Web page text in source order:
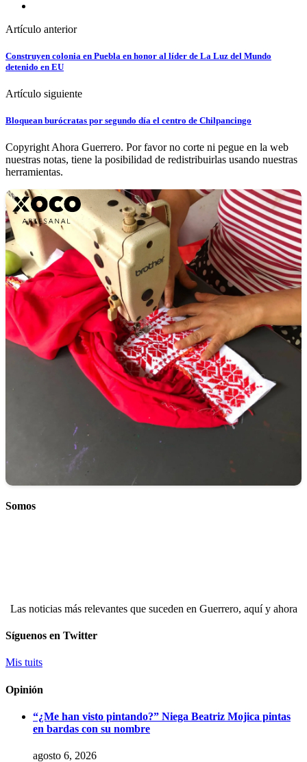
Artículo anterior
Construyen colonia en Puebla en honor al líder de La Luz del Mundo
detenido en EU
Artículo siguiente
Bloquean burócratas por segundo día el centro de Chilpancingo
Copyright Ahora Guerrero. Por favor no corte ni pegue en la web
nuestras notas, tiene la posibilidad de redistribuirlas usando nuestras
herramientas.
Somos
Las noticias más relevantes que suceden en Guerrero, aquí y ahora
Síguenos en Twitter
Mis tuits
Opinión
“¿Me han visto pintando?” Niega Beatriz Mojica pintas
en bardas con su nombre
agosto 6, 2026